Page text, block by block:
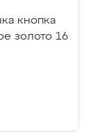
кнопка
золото 16